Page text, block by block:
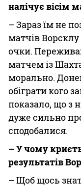
налічує вісім
– Зараз їм не
матчів Ворсклу
очки.
матчем із
морально.
обіграти кого
показало, що з
дуже сильно
сподобалися.
– У чому
результатів
– Щоб щось